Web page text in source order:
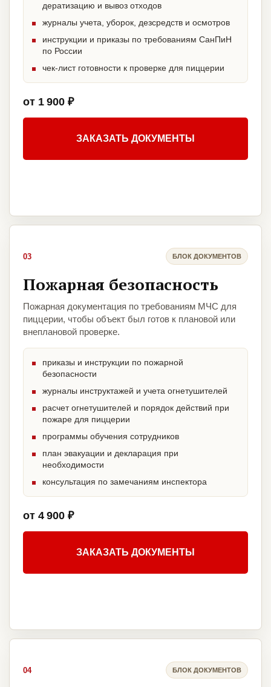
дератизацию и вывоз отходов
журналы учета, уборок, дезсредств и осмотров
инструкции и приказы по требованиям СанПиН
по России
чек-лист готовности к проверке для пиццерии
от 1 900 ₽
ЗАКАЗАТЬ ДОКУМЕНТЫ
03 БЛОК ДОКУМЕНТОВ
Пожарная безопасность
Пожарная документация по требованиям МЧС для
пиццерии, чтобы объект был готов к плановой или
внеплановой проверке.
приказы и инструкции по пожарной
безопасности
журналы инструктажей и учета огнетушителей
расчет огнетушителей и порядок действий при
пожаре для пиццерии
программы обучения сотрудников
план эвакуации и декларация при
необходимости
консультация по замечаниям инспектора
от 4 900 ₽
ЗАКАЗАТЬ ДОКУМЕНТЫ
04 БЛОК ДОКУМЕНТОВ